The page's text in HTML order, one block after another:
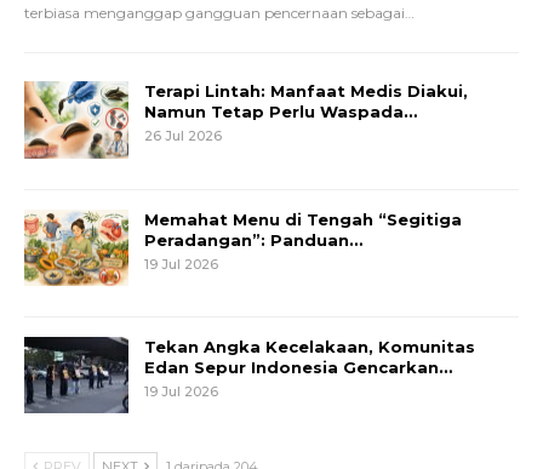
terbiasa menganggap gangguan pencernaan sebagai…
Terapi Lintah: Manfaat Medis Diakui,
Namun Tetap Perlu Waspada…
26 Jul 2026
Memahat Menu di Tengah “Segitiga
Peradangan”: Panduan…
19 Jul 2026
Tekan Angka Kecelakaan, Komunitas
Edan Sepur Indonesia Gencarkan…
19 Jul 2026